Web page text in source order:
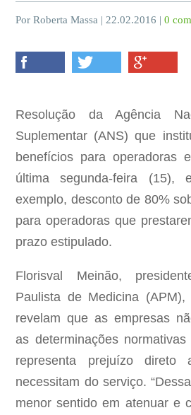
Por Roberta Massa | 22.02.2016 |0
Resolução da Agência
Suplementar (ANS) que
benefícios para operadoras
última segunda-feira (15),
exemplo, desconto de 80%
para operadoras que
prazo estipulado.
Florisval Meinão,
Paulista de Medicina
revelam que as empresas
as determinações
representa prejuízo direto
necessitam do serviço.
menor sentido em atenuar e